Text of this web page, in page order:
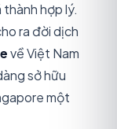
hợp lý.
ra đời dịch
về Việt Nam
sở hữu
một